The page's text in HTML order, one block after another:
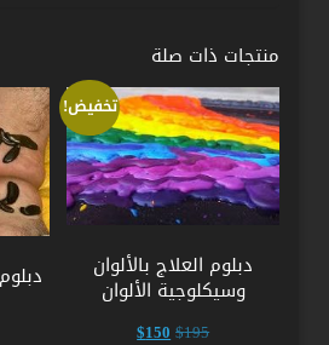
منتجات ذات صلة
تخفيض!
دبلوم العلاج بالألوان
وسيكلوجية الألوان
$195 السعر
$150 السعر